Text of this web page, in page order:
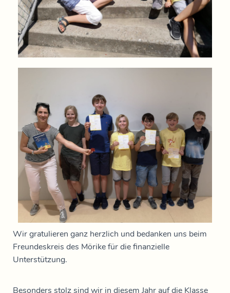
Wir gratulieren ganz herzlich und bedanken uns beim
Freundeskreis des Mörike für die finanzielle
Unterstützung.
Besonders stolz sind wir in diesem Jahr auf die Klasse